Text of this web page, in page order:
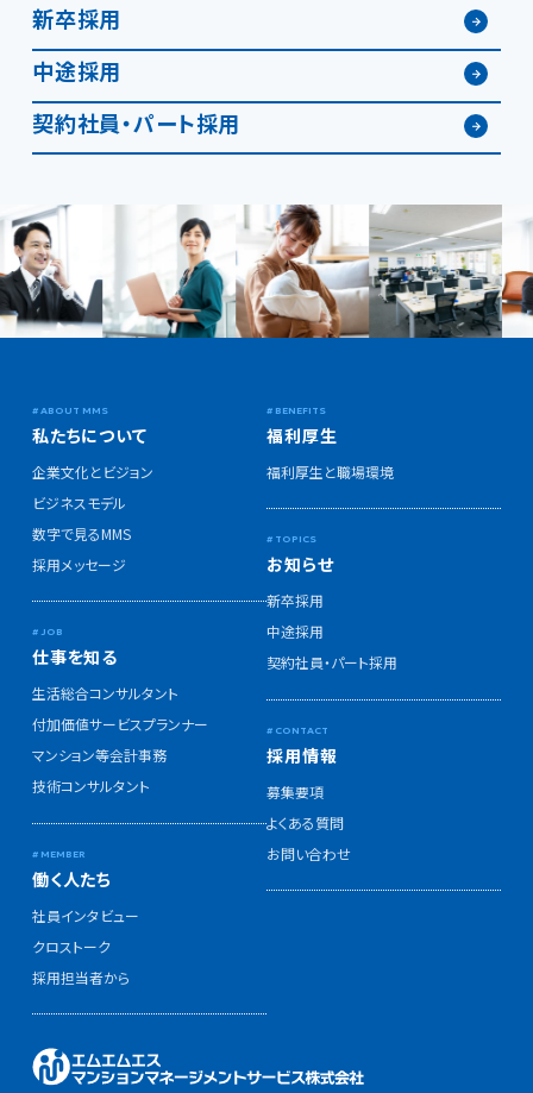
新卒採用
中途採用
契約社員・パート採用
私たちについて
企業文化とビジョン
ビジネスモデル
数字で見るMMS
採用メッセージ
仕事を知る
生活総合コンサルタント
付加価値サービスプランナー
マンション等会計事務
技術コンサルタント
働く人たち
社員インタビュー
クロストーク
採用担当者から
福利厚生
福利厚生と職場環境
お知らせ
新卒採用
中途採用
契約社員・パート採用
採用情報
募集要項
よくある質問
お問い合わせ